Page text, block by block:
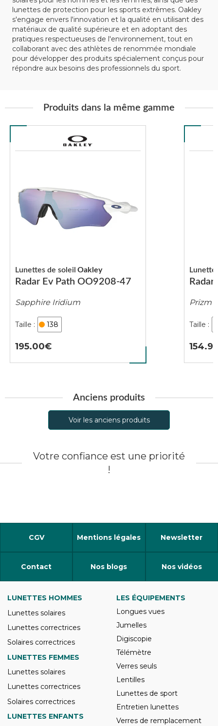
lunettes de protection pour les sports extrêmes. Oakley
s'engage envers l'innovation et la qualité en utilisant des
matériaux de qualité supérieure et en adoptant des
pratiques respectueuses de l'environnement, tout en
collaborant avec des athlètes de renommée mondiale
pour développer des produits spécialement conçus pour
répondre aux besoins des professionnels du sport.
Produits dans la même gamme
Radar Ev Path OO9208-47
Lunettes de soleil Oakley
Sapphire Iridium
138
195.00
Prizm
Anciens produits
Voir les anciens produits
Votre confiance est une priorité
!
CGV Mentions légales Newsletter
Contact Nos blogs Nos vidéos
LUNETTES HOMMES
Lunettes solaires
Lunettes correctrices
Solaires correctrices
LUNETTES FEMMES
Lunettes solaires
Lunettes correctrices
Solaires correctrices
LUNETTES ENFANTS
LES ÉQUIPEMENTS
Longues vues
Jumelles
Digiscopie
Télémètre
Verres seuls
Lentilles
Lunettes de sport
Entretien lunettes
Verres de remplacement